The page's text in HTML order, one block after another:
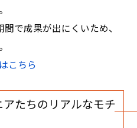
で成果が出にくいため、
こちら
たちのリアルなモチ